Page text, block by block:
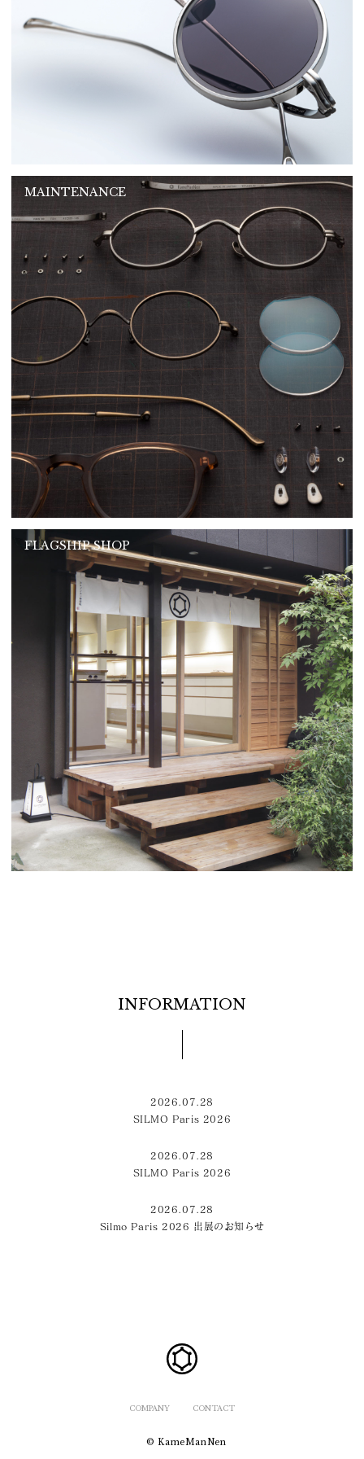
MAINTENANCE
FLAGSHIP SHOP
INFORMATION
2026.07.28
SILMO Paris 2026
2026.07.28
SILMO Paris 2026
2026.07.28
Silmo Paris 2026 出展のお知らせ
COMPANY CONTACT
© KameManNen